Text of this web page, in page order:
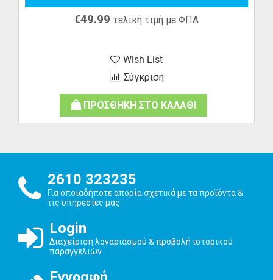
€49.99 τελική τιμή με ΦΠΑ
Wish List
Σύγκριση
ΠΡΟΣΘΗΚΗ ΣΤΟ ΚΑΛΑΘΙ
2610 323235
Για οποιαδήποτε απορία σχετικά με τα προϊόντα &
τις υπηρεσίες μας
Login
Διαχείριση λογαριασμού & προβολή ιστορικού
παραγγελιών